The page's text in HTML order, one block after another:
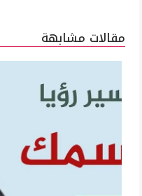
مقالات مشابهة